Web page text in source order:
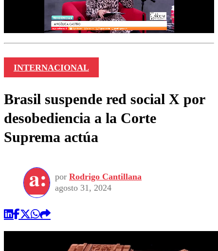
INTERNACIONAL
Brasil suspende red social X por
desobediencia a la Corte
Suprema actúa
por Rodrigo Cantillana
agosto 31, 2024